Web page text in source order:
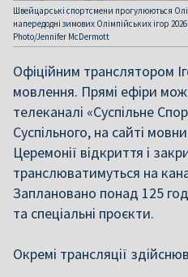
Швейцарські спортсмени прогулюються
напередодні зимових Олімпійських ігор
Photo/Jennifer McDermott
Офіційним транслятором
мовлення. Прямі ефіри
телеканалі «Суспільне
Суспільного, на сайті
Церемонії відкриття і
транслюватимуться на
Заплановано понад 125
та спеціальні проєкти.
Окремі трансляції